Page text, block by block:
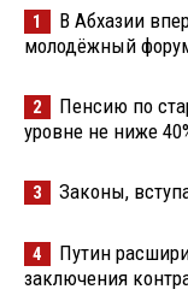
1
В Абхазии
молодёжный
2
Пенсию по
уровне не ниже
3 Законы,
4
Путин
заключения